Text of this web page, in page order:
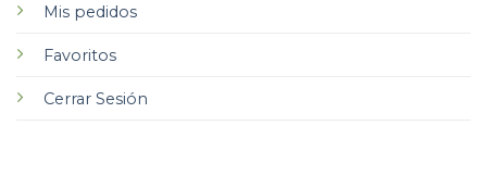
Mis pedidos
Favoritos
Cerrar Sesión